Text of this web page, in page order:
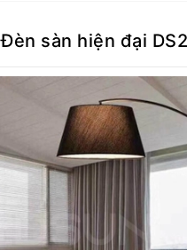
Đèn sàn hiện đại